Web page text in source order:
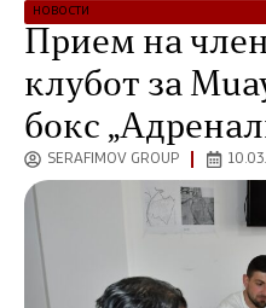
НОВОСТИ
Прием на
клубот за
бокс
SERAFIMOV GROUP